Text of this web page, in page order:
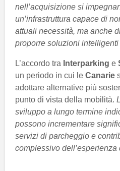
nell’acquisizione si
un’infrastruttura capace di
attuali necessità, ma anche
proporre soluzioni
L’accordo tra Interparking e
un periodo in cui le Canarie
adottare alternative più
punto di vista della mobilità.
sviluppo a lungo termine
possono incrementare
servizi di parcheggio e
complessivo dell’esperienza